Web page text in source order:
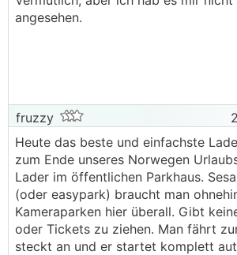
angesehen.
fruzzy
Heute das beste und einfachste
zum Ende unseres Norwegen
Lader im öffentlichen Parkhaus.
(oder easypark) braucht man
Kameraparken hier überall. Gibt
oder Tickets zu ziehen. Man fährt
steckt an und er startet komplett